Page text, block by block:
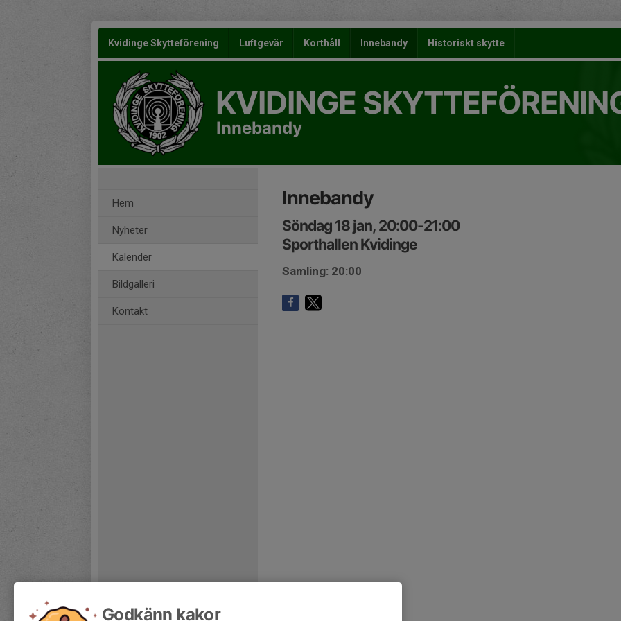
Kvidinge Skytteförening Luftgevär Korthåll Innebandy Historiskt skytte
KVIDINGE
Innebandy
Hem
Nyheter
Kalender
Bildgalleri
Kontakt
Innebandy
Söndag 18 jan, 20:00-21:00
Sporthallen Kvidinge
Samling: 20:00
Godkänn kakor